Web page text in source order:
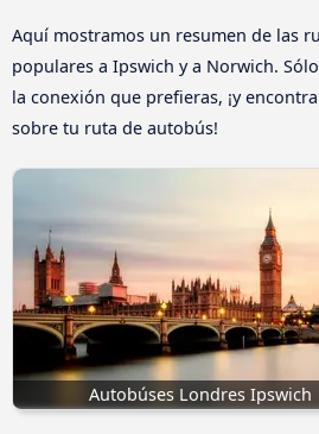
Aquí mostramos un resumen de las
populares a Ipswich y a Norwich.
la conexión que prefieras, ¡y
sobre tu ruta de autobús!
Autobúses Londres Ipswich